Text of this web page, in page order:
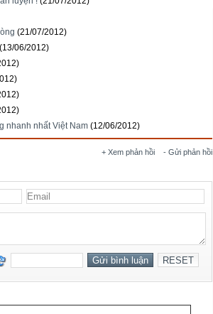
(21/07/2012)
(13/06/2012)
nhanh nhất Việt Nam (12/06/2012)
+ Xem phản hồi - Gửi phản hồi